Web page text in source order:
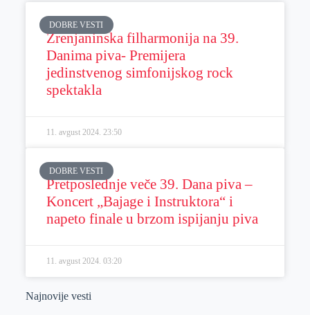
DOBRE VESTI
Zrenjaninska filharmonija na 39.
Danima piva- Premijera
jedinstvenog simfonijskog rock
spektakla
11. avgust 2024. 23:50
DOBRE VESTI
Pretposlednje veče 39. Dana piva –
Koncert „Bajage i Instruktora“ i
napeto finale u brzom ispijanju piva
11. avgust 2024. 03:20
Najnovije vesti